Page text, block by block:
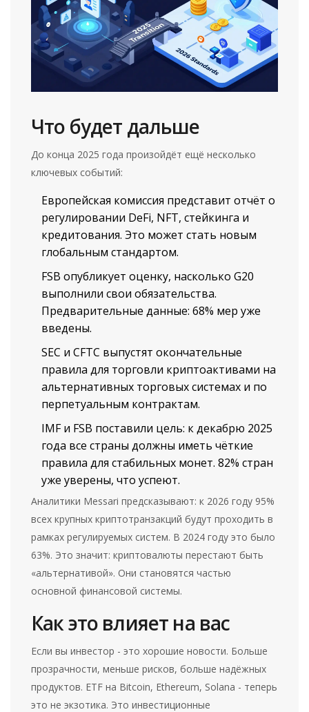
Что будет дальше
До конца 2025 года произойдёт ещё несколько
ключевых событий:
Европейская комиссия представит отчёт о
регулировании DeFi, NFT, стейкинга и
кредитования. Это может стать новым
глобальным стандартом.
FSB опубликует оценку, насколько G20
выполнили свои обязательства.
Предварительные данные: 68% мер уже
введены.
SEC и CFTC выпустят окончательные
правила для торговли криптоактивами на
альтернативных торговых системах и по
перпетуальным контрактам.
IMF и FSB поставили цель: к декабрю 2025
года все страны должны иметь чёткие
правила для стабильных монет. 82% стран
уже уверены, что успеют.
Аналитики Messari предсказывают: к 2026 году 95%
всех крупных криптотранзакций будут проходить в
рамках регулируемых систем. В 2024 году это было
63%. Это значит: криптовалюты перестают быть
«альтернативой». Они становятся частью
основной финансовой системы.
Как это влияет на вас
Если вы инвестор - это хорошие новости. Больше
прозрачности, меньше рисков, больше надёжных
продуктов. ETF на Bitcoin, Ethereum, Solana - теперь
это не экзотика. Это инвестиционные